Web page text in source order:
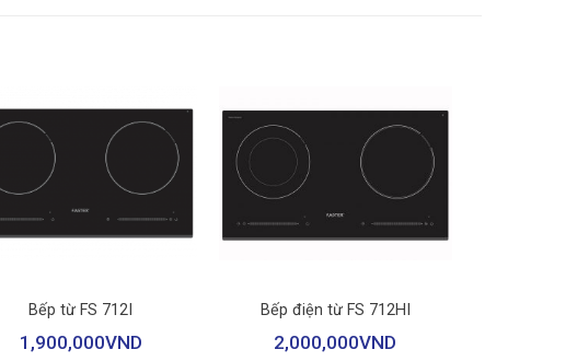
Bếp từ FS 712I
1,900,000VND
Bếp điện từ FS 712HI
2,000,000VND